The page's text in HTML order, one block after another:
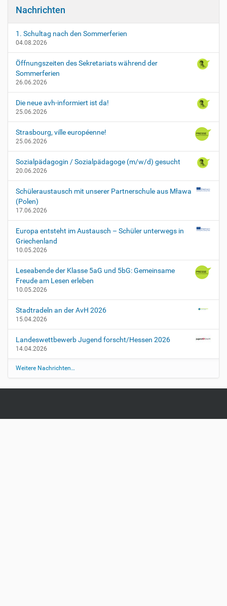
Nachrichten
1. Schultag nach den Sommerferien
04.08.2026
Öffnungszeiten des Sekretariats während der
Sommerferien
26.06.2026
Die neue avh-informiert ist da!
25.06.2026
Strasbourg, ville européenne!
25.06.2026
Sozialpädagogin / Sozialpädagoge (m/w/d) gesucht
20.06.2026
Schüleraustausch mit unserer Partnerschule aus Mława
(Polen)
17.06.2026
Europa entsteht im Austausch – Schüler unterwegs in
Griechenland
10.05.2026
Leseabende der Klasse 5aG und 5bG: Gemeinsame
Freude am Lesen erleben
10.05.2026
Stadtradeln an der AvH 2026
15.04.2026
Landeswettbewerb Jugend forscht/Hessen 2026
14.04.2026
Weitere Nachrichten…